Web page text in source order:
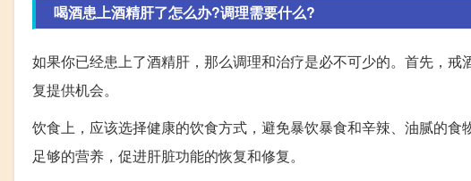
喝酒患上酒精肝了怎么办?调理需要什么?
如果你已经患上了酒精肝，那么调理和治疗是必不可少的。首先，
复提供机会。
饮食上，应该选择健康的饮食方式，避免暴饮暴食和辛辣、油腻的
足够的营养，促进肝脏功能的恢复和修复。